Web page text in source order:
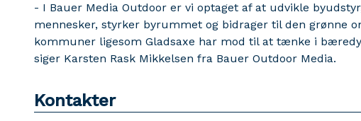
- I Bauer Media Outdoor er vi optaget af at udvikle
mennesker, styrker byrummet og bidrager til den grønne
kommuner ligesom Gladsaxe har mod til at tænke i
siger Karsten Rask Mikkelsen fra Bauer Outdoor Media.
Kontakter